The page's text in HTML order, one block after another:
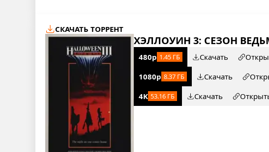
СКАЧАТЬ ТОРРЕНТ
ХЭЛЛОУИН 3: СЕЗОН
480p 1.45 ГБ Скачать
1080p 8.37 ГБ Скачать
4K 53.16 ГБ Скачать